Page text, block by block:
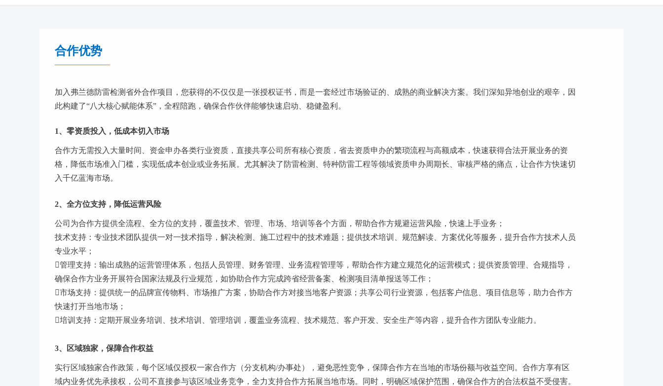
合作优势
————————
加入弗兰德防雷检测省外合作项目，您获得的不仅仅是一张授权证书，而是一套经过市场验证的、成熟的商业解决方案。我们深知异地创业的艰辛，因
此构建了“八大核心赋能体系”，全程陪跑，确保合作伙伴能够快速启动、稳健盈利。
1、零资质投入，低成本切入市场
合作方无需投入大量时间、资金申办各类行业资质，直接共享公司所有核心资质，省去资质申办的繁琐流程与高额成本，快速获得合法开展业务的资
格，降低市场准入门槛，实现低成本创业或业务拓展。尤其解决了防雷检测、特种防雷工程等领域资质申办周期长、审核严格的痛点，让合作方快速切
入千亿蓝海市场。
2、全方位支持，降低运营风险
公司为合作方提供全流程、全方位的支持，覆盖技术、管理、市场、培训等各个方面，帮助合作方规避运营风险，快速上手业务；
技术支持：专业技术团队提供一对一技术指导，解决检测、施工过程中的技术难题；提供技术培训、规范解读、方案优化等服务，提升合作方技术人员
专业水平；
管理支持：输出成熟的运营管理体系，包括人员管理、财务管理、业务流程管理等，帮助合作方建立规范化的运营模式；提供资质管理、合规指导，
确保合作方业务开展符合国家法规及行业规范，如协助合作方完成跨省经营备案、检测项目清单报送等工作；
市场支持：提供统一的品牌宣传物料、市场推广方案，协助合作方对接当地客户资源；共享公司行业资源，包括客户信息、项目信息等，助力合作方
快速打开当地市场；
培训支持：定期开展业务培训、技术培训、管理培训，覆盖业务流程、技术规范、客户开发、安全生产等内容，提升合作方团队专业能力。
3、区域独家，保障合作权益
实行区域独家合作政策，每个区域仅授权一家合作方（分支机构/办事处），避免恶性竞争，保障合作方在当地的市场份额与收益空间。合作方享有区
域内业务优先承接权，公司不直接参与该区域业务竞争，全力支持合作方拓展当地市场。同时，明确区域保护范围，确保合作方的合法权益不受侵害。